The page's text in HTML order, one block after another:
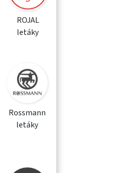
ROJAL
letáky
Rossmann
letáky